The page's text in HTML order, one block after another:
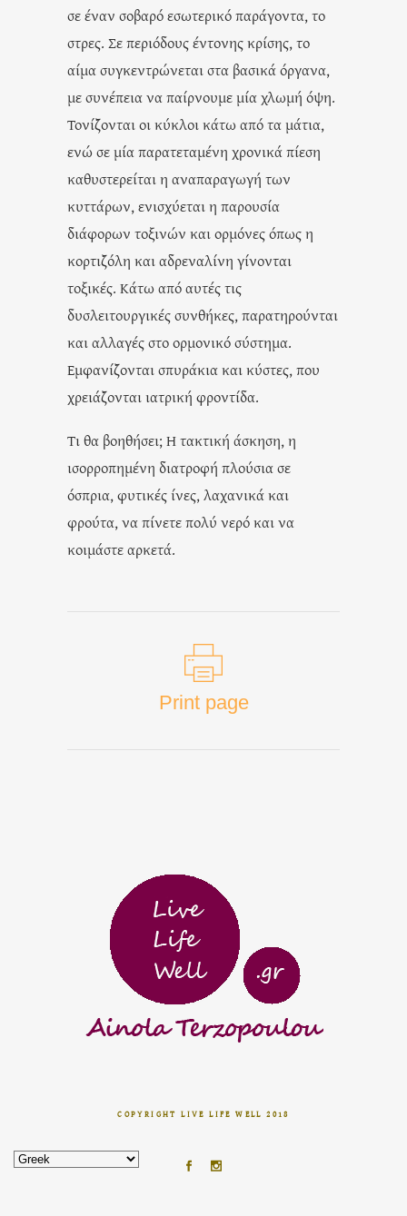
σε έναν σοβαρό εσωτερικό παράγοντα, το
στρες. Σε περιόδους έντονης κρίσης, το
αίμα συγκεντρώνεται στα βασικά όργανα,
με συνέπεια να παίρνουμε μία χλωμή όψη.
Τονίζονται οι κύκλοι κάτω από τα μάτια,
ενώ σε μία παρατεταμένη χρονικά πίεση
καθυστερείται η αναπαραγωγή των
κυττάρων, ενισχύεται η παρουσία
διάφορων τοξινών και ορμόνες όπως η
κορτιζόλη και αδρεναλίνη γίνονται
τοξικές. Κάτω από αυτές τις
δυσλειτουργικές συνθήκες, παρατηρούνται
και αλλαγές στο ορμονικό σύστημα.
Εμφανίζονται σπυράκια και κύστες, που
χρειάζονται ιατρική φροντίδα.
Τι θα βοηθήσει; Η τακτική άσκηση, η
ισορροπημένη διατροφή πλούσια σε
όσπρια, φυτικές ίνες, λαχανικά και
φρούτα, να πίνετε πολύ νερό και να
κοιμάστε αρκετά.
Print page
COPYRIGHT LIVE LIFE WELL 2018